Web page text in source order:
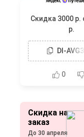
Скидка 3000 р.
р.
DI-
0
Скидка на
заказ
До 30 апреля